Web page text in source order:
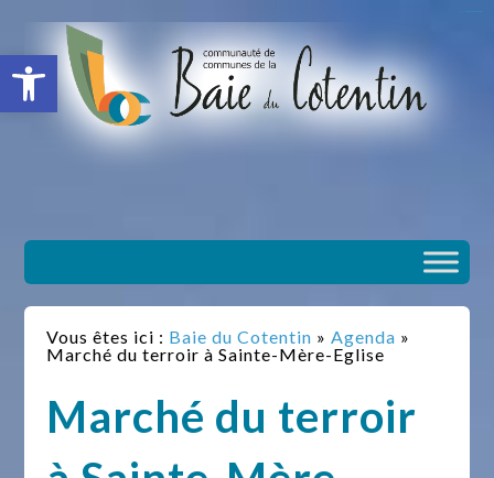
Ouvrir la barre d’outils
Vous êtes ici : Baie du Cotentin »Agenda »
Marché du terroir à Sainte-Mère-Eglise
Marché du terroir